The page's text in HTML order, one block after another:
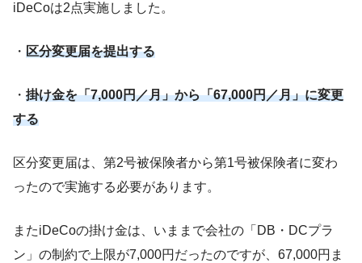
iDeCoは2点実施しました。
・ 区分変更届を提出する
・ 掛け金を「7,000円／月」から「67,000円／月」に変更
する
区分変更届は、第2号被保険者から第1号被保険者に変わ
ったので実施する必要があります。
またiDeCoの掛け金は、いままで会社の「DB・DCプラ
ン」の制約で上限が7,000円だったのですが、67,000円ま